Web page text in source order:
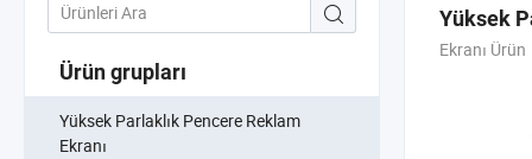
Ürün grupları
Yüksek Parlaklık Pencere Reklam
Ekranı
Yüksek
Ekranı Ürün